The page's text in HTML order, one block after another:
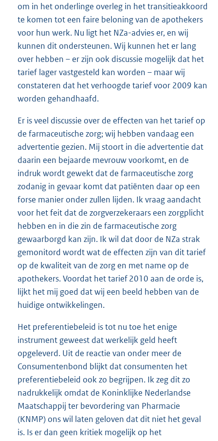
om in het onderlinge overleg in het transitieakkoord
te komen tot een faire beloning van de apothekers
voor hun werk. Nu ligt het NZa-advies er, en wij
kunnen dit ondersteunen. Wij kunnen het er lang
over hebben – er zijn ook discussie mogelijk dat het
tarief lager vastgesteld kan worden – maar wij
constateren dat het verhoogde tarief voor 2009 kan
worden gehandhaafd.
Er is veel discussie over de effecten van het tarief op
de farmaceutische zorg; wij hebben vandaag een
advertentie gezien. Mij stoort in die advertentie dat
daarin een bejaarde mevrouw voorkomt, en de
indruk wordt gewekt dat de farmaceutische zorg
zodanig in gevaar komt dat patiënten daar op een
forse manier onder zullen lijden. Ik vraag aandacht
voor het feit dat de zorgverzekeraars een zorgplicht
hebben en in die zin de farmaceutische zorg
gewaarborgd kan zijn. Ik wil dat door de NZa strak
gemonitord wordt wat de effecten zijn van dit tarief
op de kwaliteit van de zorg en met name op de
apothekers. Voordat het tarief 2010 aan de orde is,
lijkt het mij goed dat wij een beeld hebben van de
huidige ontwikkelingen.
Het preferentiebeleid is tot nu toe het enige
instrument geweest dat werkelijk geld heeft
opgeleverd. Uit de reactie van onder meer de
Consumentenbond blijkt dat consumenten het
preferentiebeleid ook zo begrijpen. Ik zeg dit zo
nadrukkelijk omdat de Koninklijke Nederlandse
Maatschappij ter bevordering van Pharmacie
(KNMP) ons wil laten geloven dat dit niet het geval
is. Is er dan geen kritiek mogelijk op het